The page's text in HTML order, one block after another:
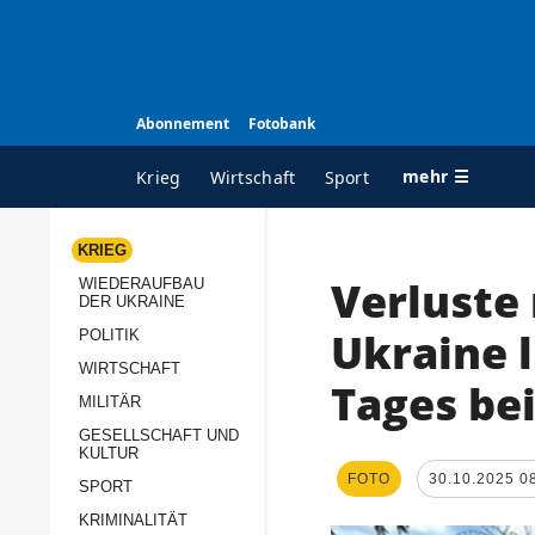
Abonnement Fotobank
Krieg Wirtschaft Sport mehr ☰
ALLE RUBRIKEN
Wiederaufbau der
Politik
Militär
KRIEG
WIEDERAUFBAU
DER UKRAINE
POLITIK
WIRTSCHAFT
MILITÄR
GESELLSCHAFT UND
KULTUR
SPORT
KRIMINALITÄT
Verluste
Ukraine
Tages
FOTO 30.10.2025